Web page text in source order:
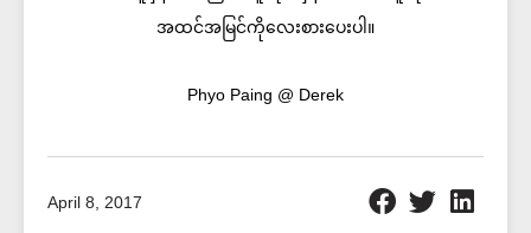
အထင်အမြင်ကိုလေးစားပေးပါ။
Phyo Paing @ Derek
April 8, 2017